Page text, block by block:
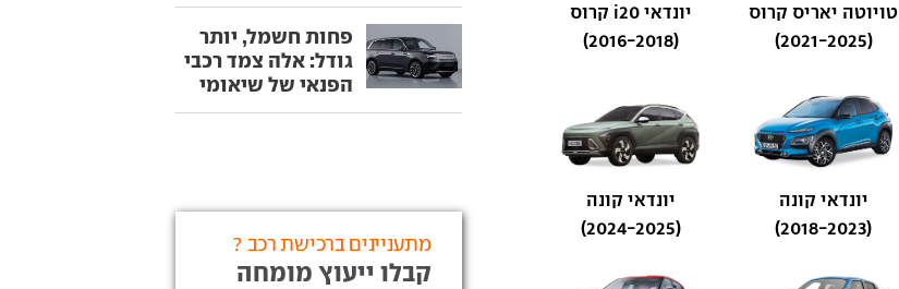
טויוטה יאריס קרוס
(2021-2025)
יונדאי i20 קרוס
(2016-2018)
יונדאי קונה
(2018-2023)
יונדאי קונה
(2024-2025)
פחות חשמל, יותר
גודל: אלה צמד רכבי
הפנאי של שיאומי
מתעניינים ברכישת רכב ?
קבלו ייעוץ מומחה